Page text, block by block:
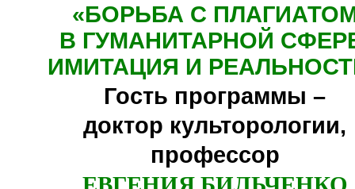
«БОРЬБА С
В ГУМАНИТАРНОЙ
ИМИТАЦИЯ И
Гость программы –
доктор культорологии,
профессор